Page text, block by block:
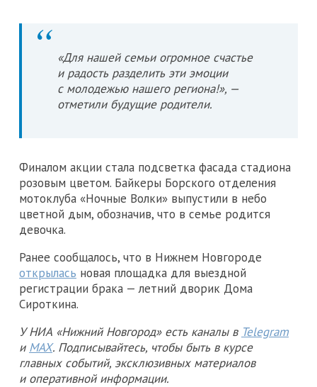
«Для нашей семьи огромное счастье
и радость разделить эти эмоции
с молодежью нашего региона!», —
отметили будущие родители.
Финалом акции стала подсветка фасада стадиона
розовым цветом. Байкеры Борского отделения
мотоклуба «Ночные Волки» выпустили в небо
цветной дым, обозначив, что в семье родится
девочка.
Ранее сообщалось, что в Нижнем Новгороде
открылась новая площадка для выездной
регистрации брака — летний дворик Дома
Сироткина.
У НИА «Нижний Новгород» есть каналы в Telegram
и MAX. Подписывайтесь, чтобы быть в курсе
главных событий, эксклюзивных материалов
и оперативной информации.